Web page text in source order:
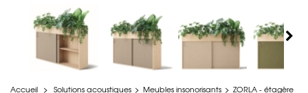
Accueil > Solutions acoustiques > Meubles insonorisants > ZORLA - étagère